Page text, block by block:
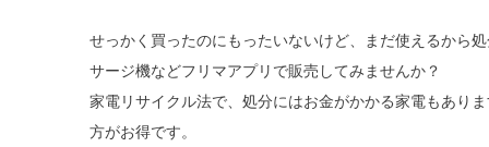
せっかく買ったのにもったいないけど、まだ使えるから
サージ機などフリマアプリで販売してみませんか？
家電リサイクル法で、処分にはお金がかかる家電もあり
方がお得です。